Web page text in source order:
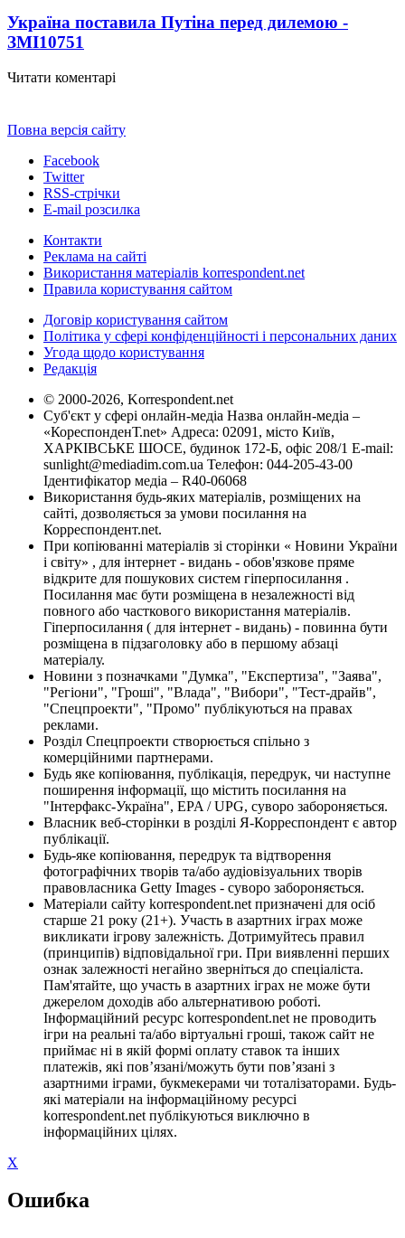
Україна поставила Путіна перед дилемою -
ЗМІ10751
Читати коментарі
Повна версія сайту
Facebook
Twitter
RSS-стрічки
E-mail розсилка
Контакти
Реклама на сайті
Використання матеріалів korrespondent.net
Правила користування сайтом
Договір користування сайтом
Політика у сфері конфіденційності і персональних даних
Угода щодо користування
Редакція
© 2000-2026, Korrespondent.net
Суб'єкт у сфері онлайн-медіа Назва онлайн-медіа –
«КореспонденТ.net» Адреса: 02091, місто Київ,
ХАРКІВСЬКЕ ШОСЕ, будинок 172-Б, офіс 208/1 E-mail:
sunlight@mediadim.com.ua Телефон: 044-205-43-00
Ідентифікатор медіа – R40-06068
Використання будь-яких матеріалів, розміщених на
сайті, дозволяється за умови посилання на
Корреспондент.net.
При копіюванні матеріалів зі сторінки « Новини України
і світу» , для інтернет - видань - обов'язкове пряме
відкрите для пошукових систем гіперпосилання .
Посилання має бути розміщена в незалежності від
повного або часткового використання матеріалів.
Гіперпосилання ( для інтернет - видань) - повинна бути
розміщена в підзаголовку або в першому абзаці
матеріалу.
Новини з позначками "Думка", "Експертиза", "Заява",
"Регіони", "Гроші", "Влада", "Вибори", "Тест-драйв",
"Спецпроекти", "Промо" публікуються на правах
реклами.
Розділ Спецпроекти створюється спільно з
комерційними партнерами.
Будь яке копіювання, публікація, передрук, чи наступне
поширення інформації, що містить посилання на
"Інтерфакс-Україна", EPA / UPG, суворо забороняється.
Власник веб-сторінки в розділі Я-Корреспондент є автор
публікації.
Будь-яке копіювання, передрук та відтворення
фотографічних творів та/або аудіовізуальних творів
правовласника Getty Images - суворо забороняється.
Матеріали сайту korrespondent.net призначені для осіб
старше 21 року (21+). Участь в азартних іграх може
викликати ігрову залежність. Дотримуйтесь правил
(принципів) відповідальної гри. При виявленні перших
ознак залежності негайно зверніться до спеціаліста.
Пам'ятайте, що участь в азартних іграх не може бути
джерелом доходів або альтернативою роботі.
Інформаційний ресурс korrespondent.net не проводить
ігри на реальні та/або віртуальні гроші, також сайт не
приймає ні в якій формі оплату ставок та інших
платежів, які пов’язані/можуть бути пов’язані з
азартними іграми, букмекерами чи тоталізаторами. Будь-
які матеріали на інформаційному ресурсі
korrespondent.net публікуються виключно в
інформаційних цілях.
X
Ошибка